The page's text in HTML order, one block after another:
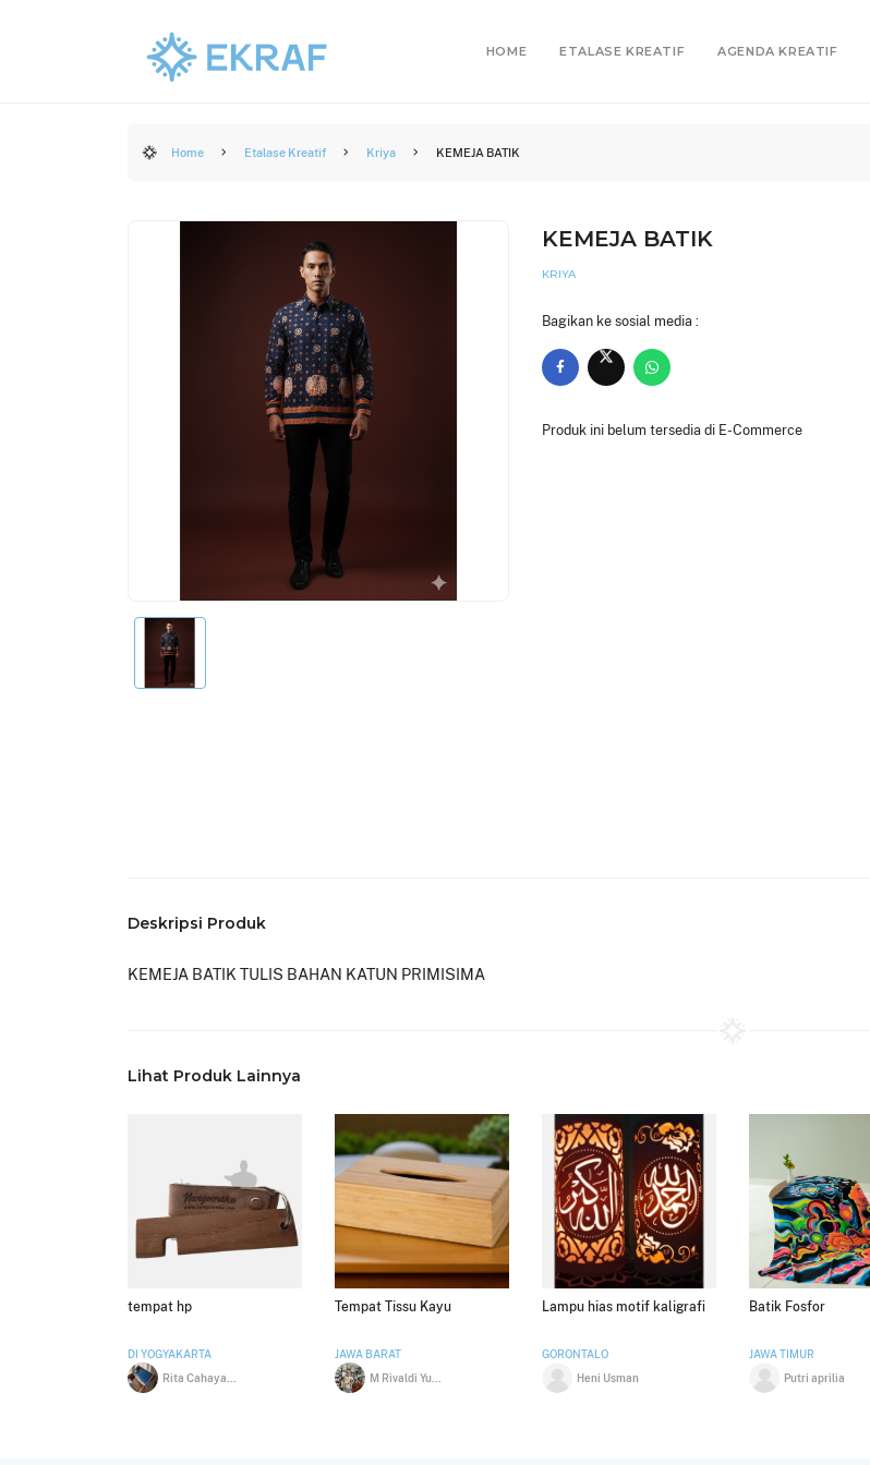
HOME ETALASE KREATIF AGENDA KREATIF
Home Etalase Kreatif Kriya KEMEJA BATIK
KEMEJA BATIK
KRIYA
Bagikan ke sosial media :
Produk ini belum tersedia di E-Commerce
Deskripsi Produk
KEMEJA BATIK TULIS BAHAN KATUN PRIMISIMA
Lihat Produk Lainnya
tempat hp
DI YOGYAKARTA
Tempat Tissu Kayu
JAWA BARAT
Lampu hias motif kaligrafi
GORONTALO
Heni Usman
Batik Fosfor
JAWA TIMUR
Putri aprilia